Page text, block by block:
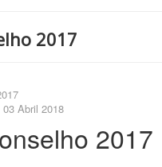
2017
Abril 2018
2017